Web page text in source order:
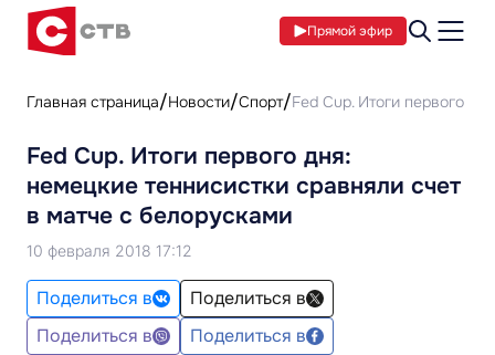
Прямой эфир
Главная страница Новости Спорт Fed Cup. Итоги первого
Fed Cup. Итоги первого дня:
немецкие теннисистки сравняли счет
в матче с белорусками
10 февраля 2018 17:12
Поделиться в
Поделиться в
Поделиться в
Поделиться в